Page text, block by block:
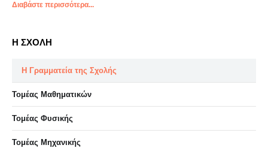
Διαβάστε περισσότερα...
Η ΣΧΟΛΗ
Η Γραμματεία της Σχολής
Τομέας Μαθηματικών
Τομέας Φυσικής
Τομέας Μηχανικής